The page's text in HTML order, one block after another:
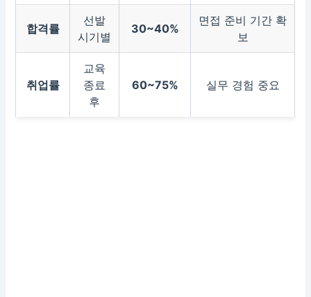
합격률
선발
시기별
30~40%
면접 준비 기간 확
보
취업률
교육
종료
후
60~75% 실무 경험 중요